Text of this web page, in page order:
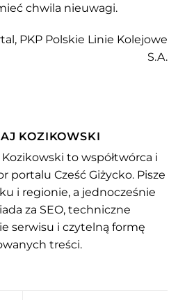
chwila nieuwagi.
PKP Polskie Linie Kolejowe
S.A.
KOZIKOWSKI
Kozikowski to współtwórca i
portalu Cześć Giżycko. Pisze
i regionie, a jednocześnie
za SEO, techniczne
serwisu i czytelną formę
treści.